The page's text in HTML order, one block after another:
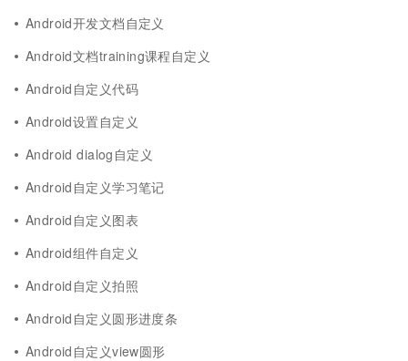
Android开发文档自定义
Android文档training课程自定义
Android自定义代码
Android设置自定义
Android dialog自定义
Android自定义学习笔记
Android自定义图表
Android组件自定义
Android自定义拍照
Android自定义圆形进度条
Android自定义view圆形